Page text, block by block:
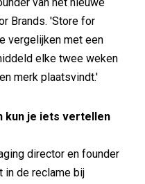
Brands. 'Store for
vergelijken met een
elke twee weken
merk plaatsvindt.'
kun je iets vertellen
director en founder
in de reclame bij